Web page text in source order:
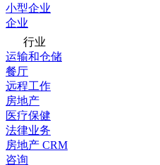
小型企业
企业
行业
运输和仓储
餐厅
远程工作
房地产
医疗保健
法律业务
房地产 CRM
咨询